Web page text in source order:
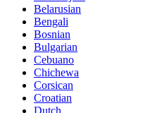
Belarusian
Bengali
Bosnian
Bulgarian
Cebuano
Chichewa
Corsican
Croatian
Dutch